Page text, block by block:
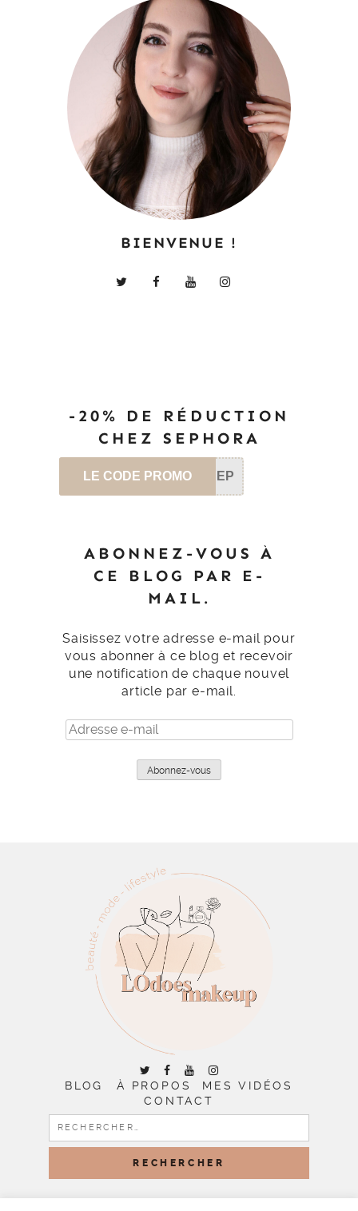
BIENVENUE !
-20% DE RÉDUCTION
CHEZ SEPHORA
LE CODE PROMO SEP
ABONNEZ-VOUS À
CE BLOG PAR E-
MAIL.
Saisissez votre adresse e-mail pour
vous abonner à ce blog et recevoir
une notification de chaque nouvel
article par e-mail.
Adresse
e-
Abonnez-vous
BLOG À PROPOS
MES VIDÉOS
CONTACT
RECHERCHER :